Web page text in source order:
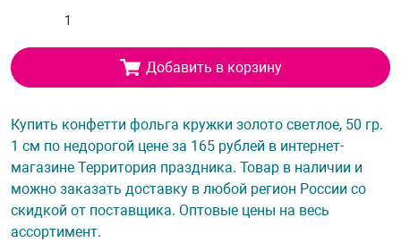
Добавить в корзину
Купить конфетти фольга кружки золото светлое, 50 гр.
1 см по недорогой цене за 165 рублей в интернет-
магазине Территория праздника. Товар в наличии и
можно заказать доставку в любой регион России со
скидкой от поставщика. Оптовые цены на весь
ассортимент.